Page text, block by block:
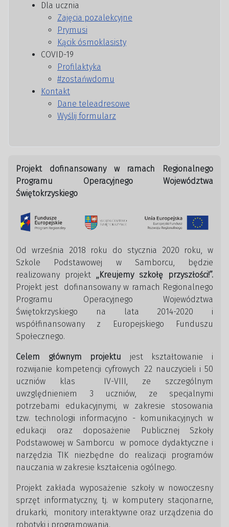
Dla ucznia
Zajęcia pozalekcyjne
Prymusi
Kącik ósmoklasisty
COVID-19
Profilaktyka
#zostańwdomu
Kontakt
Dane teleadresowe
Wyślij formularz
Projekt dofinansowany w ramach Regionalnego
Programu Operacyjnego Województwa
Świętokrzyskiego
Od września 2018 roku do stycznia 2020 roku, w
Szkole Podstawowej w Samborcu, będzie
realizowany projekt ,,Kreujemy szkołę przyszłości!”.
Projekt jest dofinansowany w ramach Regionalnego
Programu Operacyjnego Województwa
Świętokrzyskiego na lata 2014-2020 i
współfinansowany z Europejskiego Funduszu
Społecznego.
Celem głównym projektu jest kształtowanie i
rozwijanie kompetencji cyfrowych 22 nauczycieli i 50
uczniów klas IV-VIII, ze szczególnym
uwzględnieniem 3 uczniów, ze specjalnymi
potrzebami edukacyjnymi, w zakresie stosowania
tzw. technologii informacyjno - komunikacyjnych w
edukacji oraz doposażenie Publicznej Szkoły
Podstawowej w Samborcu w pomoce dydaktyczne i
narzędzia TIK niezbędne do realizacji programów
nauczania w zakresie kształcenia ogólnego.
Projekt zakłada wyposażenie szkoły w nowoczesny
sprzęt informatyczny, tj. w komputery stacjonarne,
drukarki, monitory interaktywne oraz urządzenia do
robotyki i programowania.